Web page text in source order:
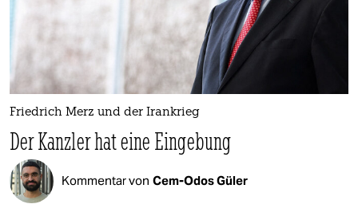
Friedrich Merz und der Irankrieg
Der Kanzler hat eine Eingebung
Kommentar von Cem-Odos Güler